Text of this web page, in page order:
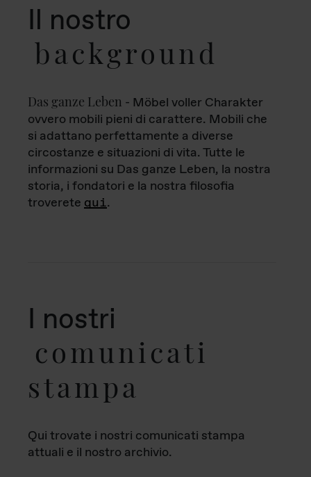
Il nostro
background
Das ganze Leben - Möbel voller Charakter
ovvero mobili pieni di carattere. Mobili che
si adattano perfettamente a diverse
circostanze e situazioni di vita. Tutte le
informazioni su Das ganze Leben, la nostra
storia, i fondatori e la nostra filosofia
troverete qui.
I nostri
comunicati
stampa
Qui trovate i nostri comunicati stampa
attuali e il nostro archivio.